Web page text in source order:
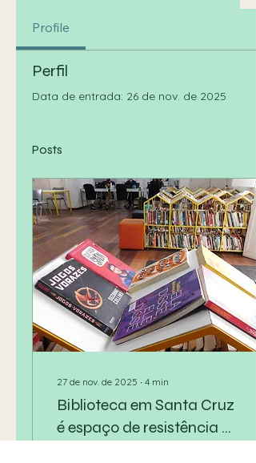
Profile
Perfil
Data de entrada: 26 de nov. de 2025
Posts
27 de nov. de 2025 ∙ 4 min
Biblioteca em Santa Cruz
é espaço de resistência e